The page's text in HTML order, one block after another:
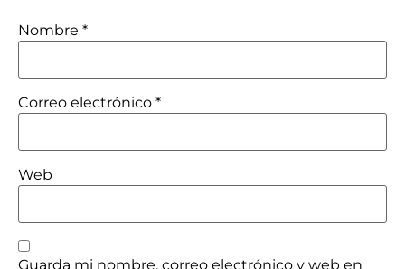
Nombre *
Correo electrónico *
Web
Guarda mi nombre, correo electrónico y web en